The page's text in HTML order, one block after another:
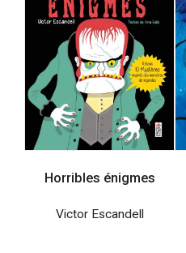
Horribles énigmes
Victor Escandell